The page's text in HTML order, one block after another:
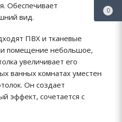
Обеспечивает
вид.
ПВХ и тканевые
помещение небольшое,
увеличивает его
ванных комнатах уместен
Он создает
эффект, сочетается с
0